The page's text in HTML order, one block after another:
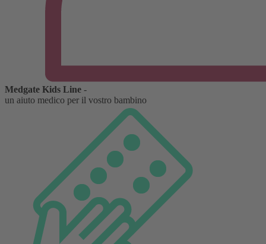
Medgate Kids Line -
un aiuto medico per il vostro bambino